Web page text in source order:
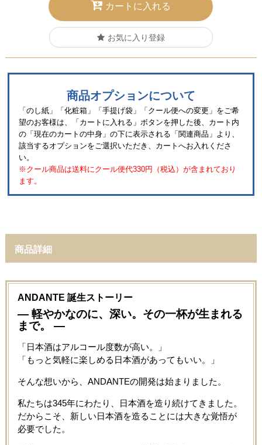
カートに入れる
お気に入り登録
商品オプションについて
「のし紙」「化粧箱」「手提げ袋」「クール便への変更」をご希
望のお客様は、「カートに入れる」ボタンを押した後、カート内
の「現在のカートの中身」の下に表示される「関連商品」より、
該当するオプションをご選択いただき、カートへお入れくださ
い。
※クール商品は送料にクール便代330円（税込）が含まれており
ます。
商品詳細
ANDANTE 誕生ストーリー
― 軽やかなのに、深い。その一杯が生まれる
まで。 ―
「日本酒はアルコール度数が高い。」
「もっと気軽に楽しめる日本酒があってもいい。」
そんな想いから、ANDANTEの開発は始まりました。
私たちは345年にわたり、日本酒を造り続けてきました。
だからこそ、新しい日本酒を造ることには大きな覚悟が
必要でした。